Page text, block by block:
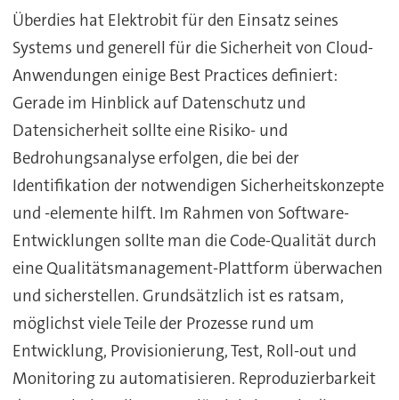
Überdies hat Elektrobit für den Einsatz seines
Systems und generell für die Sicherheit von Cloud-
Anwendungen einige Best Practices definiert:
Gerade im Hinblick auf Datenschutz und
Datensicherheit sollte eine Risiko- und
Bedrohungsanalyse erfolgen, die bei der
Identifikation der notwendigen Sicherheitskonzepte
und -elemente hilft. Im Rahmen von Software-
Entwicklungen sollte man die Code-Qualität durch
eine Qualitätsmanagement-Plattform überwachen
und sicherstellen. Grundsätzlich ist es ratsam,
möglichst viele Teile der Prozesse rund um
Entwicklung, Provisionierung, Test, Roll-out und
Monitoring zu automatisieren. Reproduzierbarkeit